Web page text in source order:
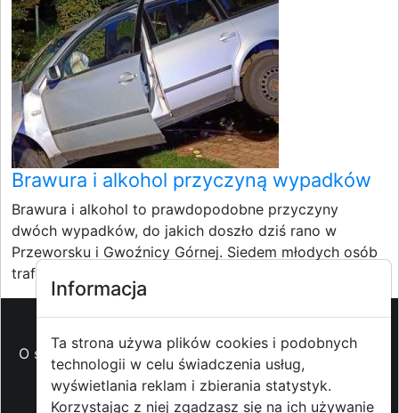
Brawura i alkohol przyczyną wypadków
Brawura i alkohol to prawdopodobne przyczyny
dwóch wypadków, do jakich doszło dziś rano w
Przeworsku i Gwoźnicy Górnej. Siedem młodych osób
trafiło do...
O strzyzowiak.pl-Reklama-Pomoc (FAQ)-Patronat
medialny - Prawa autorskie- Redakcja i
kontakt -Współpraca z mediami
Informacja
Ta strona używa plików cookies i podobnych
technologii w celu świadczenia usług,
wyświetlania reklam i zbierania statystyk.
Korzystając z niej zgadzasz się na ich używanie